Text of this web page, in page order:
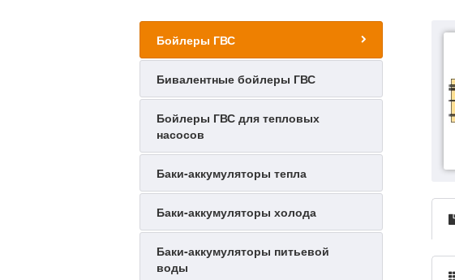
Бойлеры ГВС
Бивалентные бойлеры ГВС
Бойлеры ГВС для тепловых
насосов
Баки-аккумуляторы тепла
Баки-аккумуляторы холода
Баки-аккумуляторы питьевой
воды